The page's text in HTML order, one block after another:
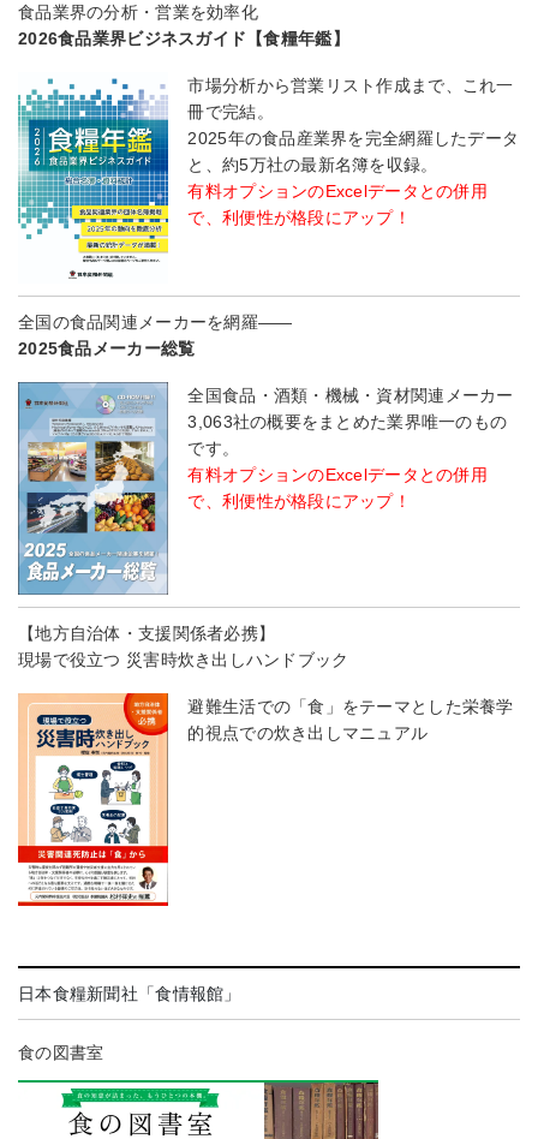
食品業界の分析・営業を効率化
2026食品業界ビジネスガイド【食糧年鑑】
市場分析から営業リスト作成まで、これ一
冊で完結。
2025年の食品産業界を完全網羅したデータ
と、約5万社の最新名簿を収録。
有料オプションのExcelデータとの併用
で、利便性が格段にアップ！
全国の食品関連メーカーを網羅――
2025食品メーカー総覧
全国食品・酒類・機械・資材関連メーカー
3,063社の概要をまとめた業界唯一のもの
です。
有料オプションのExcelデータとの併用
で、利便性が格段にアップ！
【地方自治体・支援関係者必携】
現場で役立つ 災害時炊き出しハンドブック
避難生活での「食」をテーマとした栄養学
的視点での炊き出しマニュアル
日本食糧新聞社「食情報館」
食の図書室